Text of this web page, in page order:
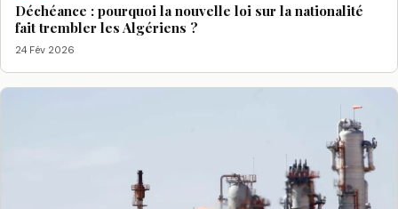
Déchéance : pourquoi la nouvelle loi sur la nationalité
fait trembler les Algériens ?
24 Fév 2026